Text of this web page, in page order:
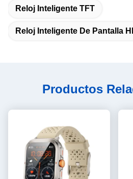
Reloj Inteligente TFT
Reloj Inteligente De Pantalla
Productos